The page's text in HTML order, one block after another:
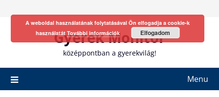
Gyerek Monitor
középpontban a gyerekvilág!
Menu
A weboldal használatának folytatásával Ön elfogadja a cookie-k
használatát További információk Elfogadom